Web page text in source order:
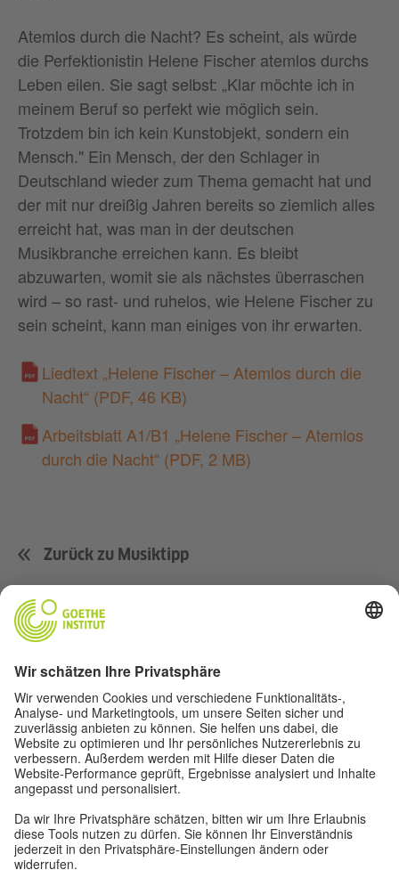
Atemlos durch die Nacht? Es scheint, als würde
die Perfektionistin Helene Fischer atemlos durchs
Leben eilen. Sie sagt selbst: „Klar möchte ich in
meinem Beruf so perfekt wie möglich sein.
Trotzdem bin ich kein Kunstobjekt, sondern ein
Mensch." Ein Mensch, der den Schlager in
Deutschland wieder zum Thema gemacht hat und
der mit nur dreißig Jahren bereits so ziemlich alles
erreicht hat, was man in der deutschen
Musikbranche erreichen kann. Es bleibt
abzuwarten, womit sie als nächstes überraschen
wird – so rast- und ruhelos, wie Helene Fischer zu
sein scheint, kann man einiges von ihr erwarten.
Liedtext „Helene Fischer – Atemlos durch die
Nacht“ (PDF, 46 KB)
Arbeitsblatt A1/B1 „Helene Fischer – Atemlos
durch die Nacht“ (PDF, 2 MB)
Zurück zu Musiktipp
Musik
Für Lehrer*innen
Über uns